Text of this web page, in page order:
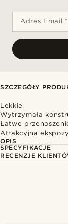
Adres Email *
SZCZEGÓŁY
Lekkie
Wytrzymała
Łatwe
Atrakcyjna
OPIS
SPECYFIKACJE
RECENZJE